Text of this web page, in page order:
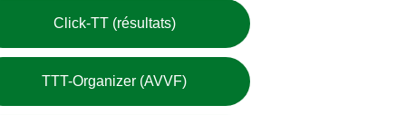
Click-TT (résultats)
TTT-Organizer (AVVF)